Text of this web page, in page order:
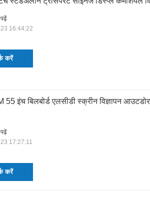
करें
16:44:22
55 इंच बिलबोर्ड एलसीडी स्क्रीन विज्ञापन
करें
17:27:11